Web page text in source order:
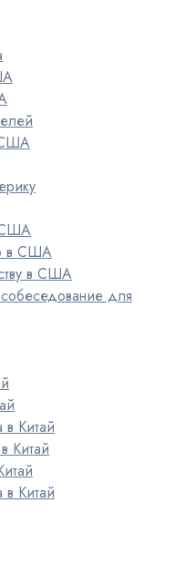
США
США
в США
в США
для
в Китай
Китай
в Китай